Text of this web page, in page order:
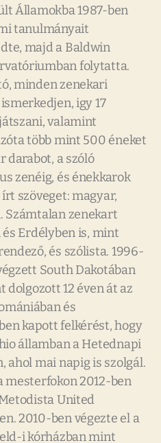
Államokba 1987-ben
tanulmányait
majd a Baldwin
folytatta.
minden zenekari
igy 17
valamint
több mint 500 éneket
darabot, a szóló
zenéig, és énekkarok
szöveget: magyar,
Számtalan zenekart
Erdélyben is, mint
és szólista. 1996-
South Dakotában
dolgozott 12 éven át az
és
kapott felkérést, hogy
államban a Hetednapi
ahol mai napig is szolgál.
mesterfokon 2012-ben
United
2010-ben végezte el a
i kórházban mint